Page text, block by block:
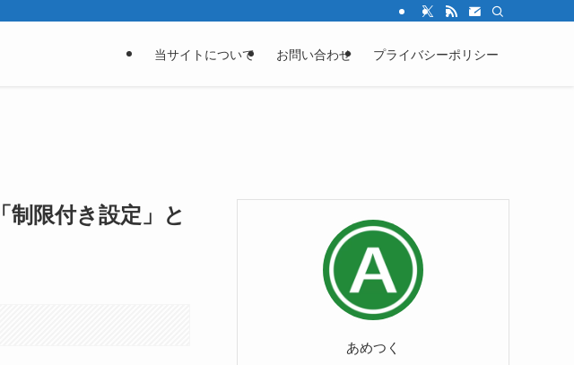
当サイトについて お問い合わせ プライバシーポリシー
限付き設定」と
あめつく